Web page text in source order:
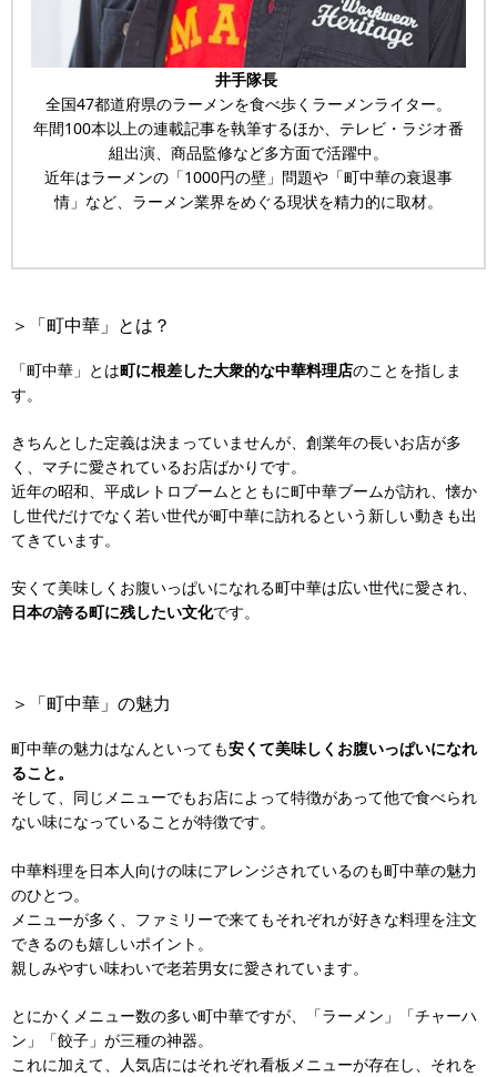
井手隊長
全国47都道府県のラーメンを食べ歩くラーメンライター。
年間100本以上の連載記事を執筆するほか、テレビ・ラジオ番
組出演、商品監修など多方面で活躍中。
近年はラーメンの「1000円の壁」問題や「町中華の衰退事
情」など、ラーメン業界をめぐる現状を精力的に取材。
＞「町中華」とは？
「町中華」とは町に根差した大衆的な中華料理店のことを指しま
す。
きちんとした定義は決まっていませんが、創業年の長いお店が多
く、マチに愛されているお店ばかりです。
近年の昭和、平成レトロブームとともに町中華ブームが訪れ、懐か
し世代だけでなく若い世代が町中華に訪れるという新しい動きも出
てきています。
安くて美味しくお腹いっぱいになれる町中華は広い世代に愛され、
日本の誇る町に残したい文化です。
＞「町中華」の魅力
町中華の魅力はなんといっても安くて美味しくお腹いっぱいになれ
ること。
そして、同じメニューでもお店によって特徴があって他で食べられ
ない味になっていることが特徴です。
中華料理を日本人向けの味にアレンジされているのも町中華の魅力
のひとつ。
メニューが多く、ファミリーで来てもそれぞれが好きな料理を注文
できるのも嬉しいポイント。
親しみやすい味わいで老若男女に愛されています。
とにかくメニュー数の多い町中華ですが、「ラーメン」「チャーハ
ン」「餃子」が三種の神器。
これに加えて、人気店にはそれぞれ看板メニューが存在し、それを